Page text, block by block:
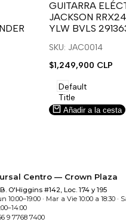
para
usar
la
lista
deseos.
para
usar
Compare
GUITARRA
JACKSON
YLW BVLS
SKU: JAC0014
Precio
venta
$1,249,900 CLP
Default
Title
Añadir a la cesta
Centro — Crown Plaza
O'Higgins #142, Loc. 174 y 195
10:00–19:00 · Mar a Vie 10:00 a 18:30 ·
9 7768 7400